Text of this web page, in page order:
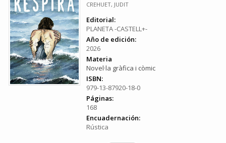
CREHUET, JUDIT
Editorial:
PLANETA -CASTELL+-
Año de edición:
2026
Materia
Novel·la gràfica i còmic
ISBN:
979-13-87920-18-0
Páginas:
168
Encuadernación:
Rústica